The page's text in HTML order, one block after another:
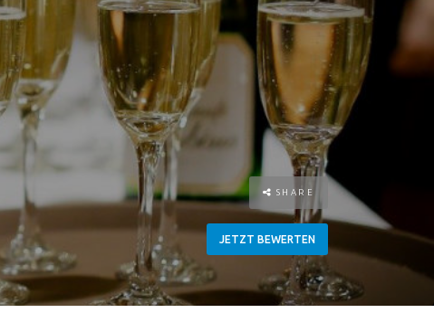
SHARE
JETZT BEWERTEN